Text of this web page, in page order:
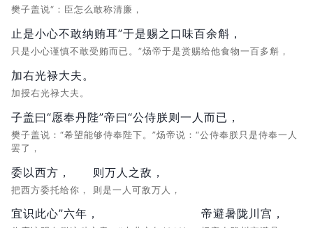
樊子盖说“：臣怎么敢称清廉，
止是小心不敢纳贿耳”于是赐之口味百余斛，
只是小心谨慎不敢受贿而已。”炀帝于是赏赐给他食物一百多斛，
加右光禄大夫。
加授右光禄大夫。
子盖曰“愿奉丹陛”帝曰“公侍朕则一人而已，
樊子盖说：“希望能够侍奉陛下。”炀帝说：“公侍奉朕只是侍奉一人
罢了，
委以西方，
把西方委托给你，
则万人之敌，
则是一人可敌万人，
宜识此心”六年， 帝避暑陇川宫，